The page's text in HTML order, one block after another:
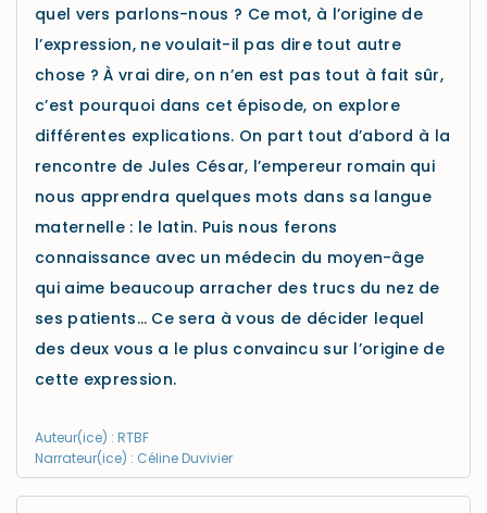
quel vers parlons-nous ? Ce mot, à l’origine de
l’expression, ne voulait-il pas dire tout autre
chose ? À vrai dire, on n’en est pas tout à fait sûr,
c’est pourquoi dans cet épisode, on explore
différentes explications. On part tout d’abord à la
rencontre de Jules César, l’empereur romain qui
nous apprendra quelques mots dans sa langue
maternelle : le latin. Puis nous ferons
connaissance avec un médecin du moyen-âge
qui aime beaucoup arracher des trucs du nez de
ses patients… Ce sera à vous de décider lequel
des deux vous a le plus convaincu sur l’origine de
cette expression.
Auteur(ice) : RTBF
Narrateur(ice) : Céline Duvivier